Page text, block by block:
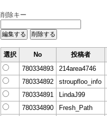
削除キー
選択 No 投稿者
780334893
214area4746
780334892
stroupfloo_info
780334891
LindaJ99
780334890
Fresh_Path